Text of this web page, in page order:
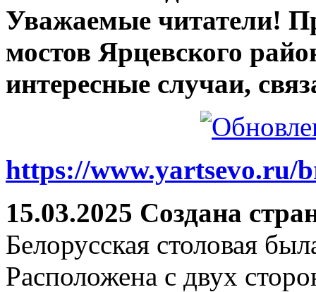
Уважаемые читатели!
мостов Ярцевского
интересные случаи,
https://www.yartsevo.ru/
15.03.2025 Создана
Белорусская столовая
Расположена с двух